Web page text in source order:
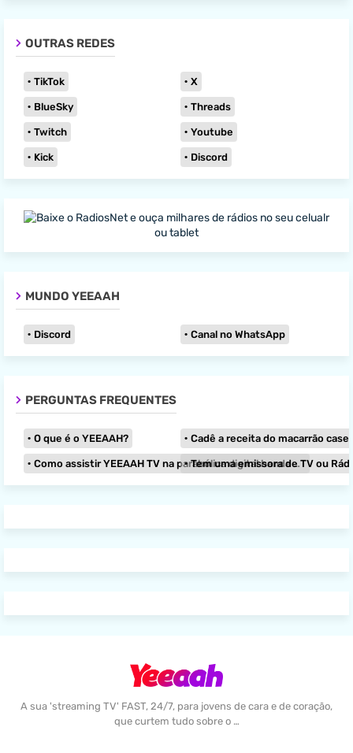
OUTRAS REDES
TikTok X
BlueSky Threads
Twitch Youtube
Kick Discord
MUNDO YEEAAH
Discord Canal no WhatsApp
PERGUNTAS FREQUENTES
O que é o YEEAAH? Cadê a receita do macarrão caseiro
Como assistir YEEAAH TV na parabólica digital banda KU?
Tem uma emissora de TV ou Rádio
A sua 'streaming TV' FAST, 24/7, para jovens de cara e de coração,
que curtem tudo sobre o …